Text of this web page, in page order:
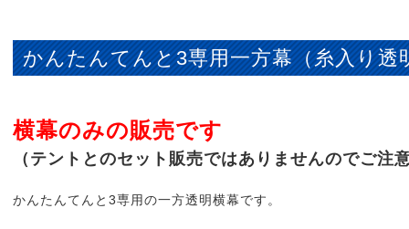
かんたんてんと3専用一方幕（糸入り透
横幕のみの販売です
（テントとのセット販売ではありませんのでご注
かんたんてんと3専用の一方透明横幕です。